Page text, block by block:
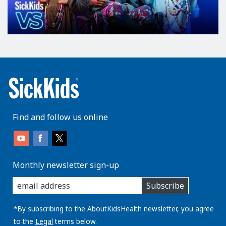
Find and follow us online
Monthly newsletter sign-up
enter
you
email
address:
Subscribe
*By subscribing to the AboutKidsHealth newsletter, you agree
to the Legal terms below.